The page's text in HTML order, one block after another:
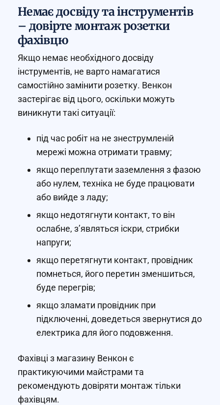
Немає досвіду та інструментів
– довірте монтаж розетки
фахівцю
Якщо немає необхідного досвіду
інструментів, не варто намагатися
самостійно замінити розетку. Венкон
застерігає від цього, оскільки можуть
виникнути такі ситуації:
під час робіт на не знеструмленій
мережі можна отримати травму;
якщо переплутати заземлення з фазою
або нулем, техніка не буде працювати
або вийде з ладу;
якщо недотягнути контакт, то він
ослабне, з’являться іскри, стрибки
напруги;
якщо перетягнути контакт, провідник
помнеться, його перетин зменшиться,
буде перегрів;
якщо зламати провідник при
підключенні, доведеться звернутися до
електрика для його подовження.
Фахівці з магазину Венкон є
практикуючими майстрами та
рекомендують довіряти монтаж тільки
фахівцям.